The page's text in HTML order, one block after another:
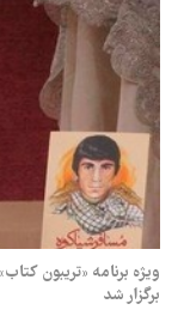
ویژه برنامه «تریبون
برگزار شد